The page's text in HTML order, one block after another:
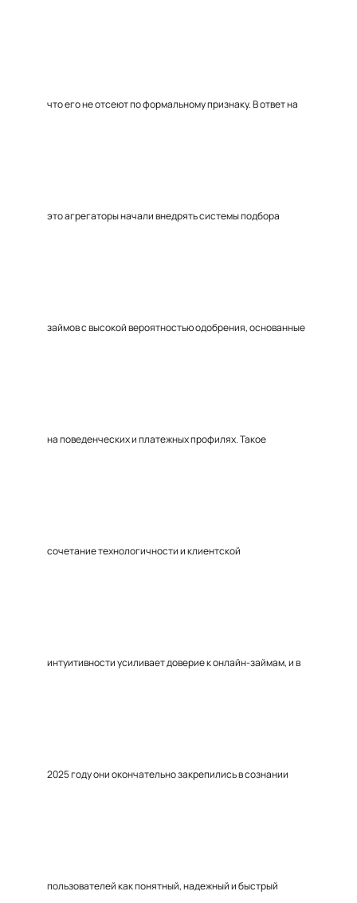
что его не отсеют по формальному признаку. В ответ на
это агрегаторы начали внедрять системы подбора
займов с высокой вероятностью одобрения, основанные
на поведенческих и платежных профилях. Такое
сочетание технологичности и клиентской
интуитивности усиливает доверие к онлайн-займам, и в
2025 году они окончательно закрепились в сознании
пользователей как понятный, надежный и быстрый